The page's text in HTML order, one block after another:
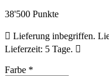
38'500 Punkte
Lieferung inbegriffen.
Lieferzeit: 5 Tage.
Farbe *